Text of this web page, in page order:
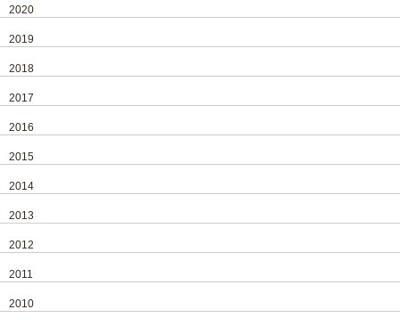
2020
2019
2018
2017
2016
2015
2014
2013
2012
2011
2010